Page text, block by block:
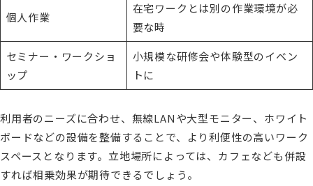
個人作業
在宅ワークとは別の作業環境が必
要な時
セミナー・ワークショ
ップ
小規模な研修会や体験型のイベン
トに
利用者のニーズに合わせ、無線LANや大型モニター、ホワイト
ボードなどの設備を整備することで、より利便性の高いワーク
スペースとなります。立地場所によっては、カフェなども併設
すれば相乗効果が期待できるでしょう。